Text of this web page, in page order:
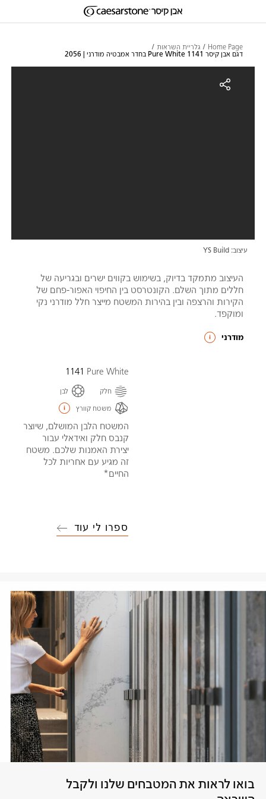
Home Page
גלריית השראות
דגם אבן קיסר 1141 Pure White בחדר אמבטיה מודרני | 2056
דגם אבן קיסר 1141 Pure White בחדר אמבטיה מודרני | 2056
עיצוב: YS Build
העיצוב מתמקד בדיוק, בשימוש בקווים ישרים ובגריעה של
חללים מתוך השלם. הקונטרסט בין החיפוי האפור-פחם של
הקירות והרצפה ובין בהירות המשטח מייצר חלל מודרני נקי
ומוקפד.
מודרני
1141 Pure White
חלק
לבן
משטח קוורץ
המשטח הלבן המושלם, שיוצר
קנבס חלק ואידאלי עבור
יצירת האמנות שלכם. משטח
זה מגיע עם אחריות לכל
החיים*
ספרו לי עוד
בואו לראות את המטבחים שלנו ולקבל